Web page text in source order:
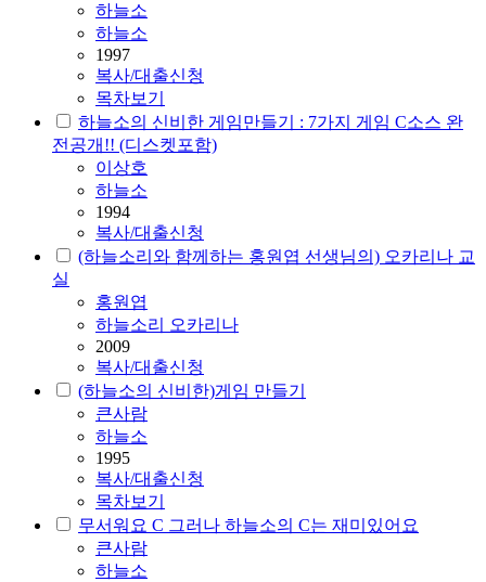
하늘소
하늘소
1997
복사/대출신청
목차보기
하늘소의 신비한 게임만들기 : 7가지 게임 C소스 완
전공개!! (디스켓포함)
이상호
하늘소
1994
복사/대출신청
(하늘소리와 함께하는 홍원엽 선생님의) 오카리나 교
실
홍원엽
하늘소리 오카리나
2009
복사/대출신청
(하늘소의 신비한)게임 만들기
큰사람
하늘소
1995
복사/대출신청
목차보기
무서워요 C 그러나 하늘소의 C는 재미있어요
큰사람
하늘소